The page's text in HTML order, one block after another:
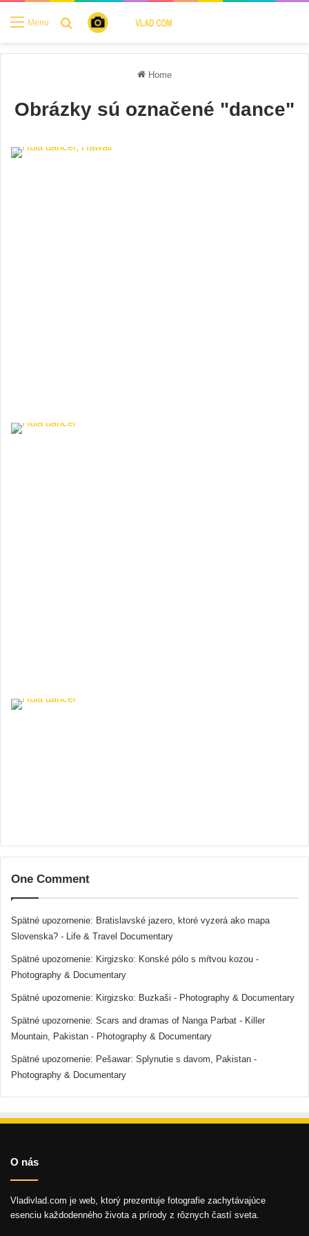
Menu Search for
Home
Obrázky sú označené "dance"
One Comment
Spätné upozornenie: Bratislavské jazero, ktoré vyzerá ako mapa
Slovenska? - Life & Travel Documentary
Spätné upozornenie: Kirgizsko: Konské pólo s mŕtvou kozou -
Photography & Documentary
Spätné upozornenie: Kirgizsko: Buzkaši - Photography & Documentary
Spätné upozornenie: Scars and dramas of Nanga Parbat - Killer
Mountain, Pakistan - Photography & Documentary
Spätné upozornenie: Pešawar: Splynutie s davom, Pakistan -
Photography & Documentary
O nás
Vladivlad.com je web, ktorý prezentuje fotografie zachytávajúce
esenciu každodenného života a prírody z rôznych častí sveta.